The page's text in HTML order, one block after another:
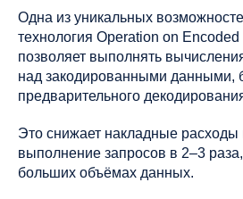
Одна из уникальных
технология Operation on Encoded
позволяет выполнять
над закодированными данными,
предварительного
Это снижает накладные расходы
выполнение запросов в 2–3
больших объёмах данных.